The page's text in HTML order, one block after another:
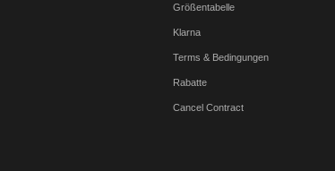
Größentabelle
Klarna
Terms & Bedingungen
Rabatte
Cancel Contract